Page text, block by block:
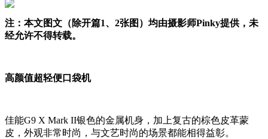
注：本文图文（除开篇1、2张图）均由摄影师Pinky提供，未
经允许不得转载。
高颜值超轻便口袋机
佳能G9 X Mark II银色的金属机身，加上复古的棕色皮革蒙
皮，外观非常时尚，与文艺时尚的场景都能相得益彰。